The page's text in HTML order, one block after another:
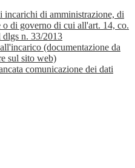
incarichi di amministrazione, di
o di governo di cui all'art. 14, co.
dlgs n. 33/2013
(documentazione da
sul sito web)
comunicazione dei dati